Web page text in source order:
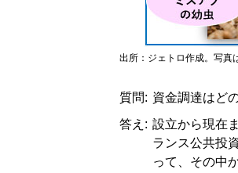
出所：ジェトロ作成。写真
質問: 資金調達はど
答え: 設立から現在
ランス公共投
って、その中